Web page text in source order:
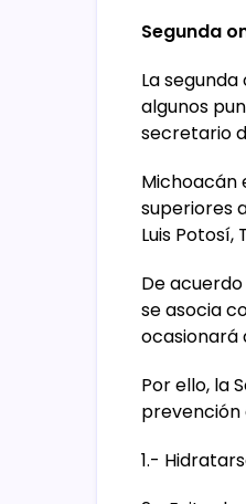
Segunda
La
algunos
secretario
Michoacán
superiores
Luis Potosí,
De
se asocia
ocasionará
Por ello, la
prevención
1.-